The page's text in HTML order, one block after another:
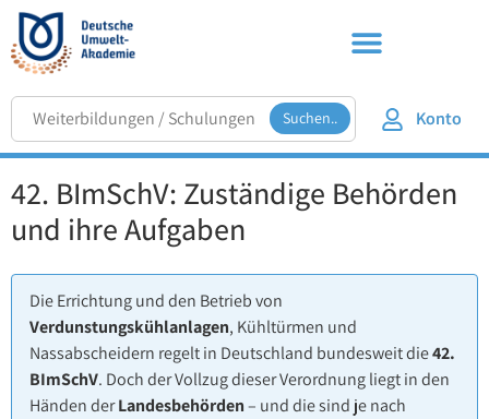
Suchen.. Konto
42. BImSchV: Zuständige Behörden
und ihre Aufgaben
Die Errichtung und den Betrieb von
Verdunstungskühlanlagen, Kühltürmen und
Nassabscheidern regelt in Deutschland bundesweit die42.
BImSchV. Doch der Vollzug dieser Verordnung liegt in den
Händen derLandesbehörden– und die sind je nach